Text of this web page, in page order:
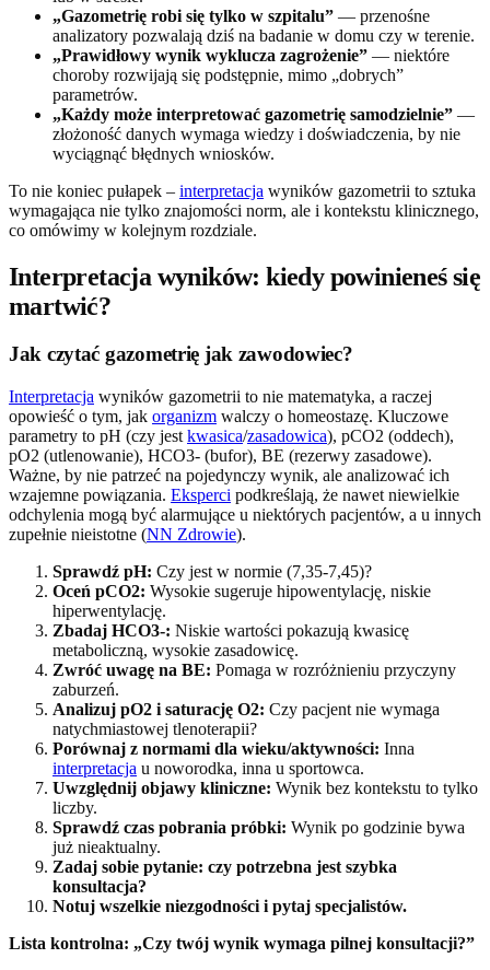
„Gazometrię robi się tylko w szpitalu” — przenośne
analizatory pozwalają dziś na badanie w domu czy w terenie.
„Prawidłowy wynik wyklucza zagrożenie” — niektóre
choroby rozwijają się podstępnie, mimo „dobrych”
parametrów.
„Każdy może interpretować gazometrię samodzielnie” —
złożoność danych wymaga wiedzy i doświadczenia, by nie
wyciągnąć błędnych wniosków.
To nie koniec pułapek – interpretacja wyników gazometrii to sztuka
wymagająca nie tylko znajomości norm, ale i kontekstu klinicznego,
co omówimy w kolejnym rozdziale.
Interpretacja wyników: kiedy powinieneś się
martwić?
Jak czytać gazometrię jak zawodowiec?
Interpretacja wyników gazometrii to nie matematyka, a raczej
opowieść o tym, jak organizm walczy o homeostazę. Kluczowe
parametry to pH (czy jest kwasica/zasadowica), pCO2 (oddech),
pO2 (utlenowanie), HCO3- (bufor), BE (rezerwy zasadowe).
Ważne, by nie patrzeć na pojedynczy wynik, ale analizować ich
wzajemne powiązania. Eksperci podkreślają, że nawet niewielkie
odchylenia mogą być alarmujące u niektórych pacjentów, a u innych
zupełnie nieistotne (NN Zdrowie).
Sprawdź pH: Czy jest w normie (7,35-7,45)?
Oceń pCO2: Wysokie sugeruje hipowentylację, niskie
hiperwentylację.
Zbadaj HCO3-: Niskie wartości pokazują kwasicę
metaboliczną, wysokie zasadowicę.
Zwróć uwagę na BE: Pomaga w rozróżnieniu przyczyny
zaburzeń.
Analizuj pO2 i saturację O2: Czy pacjent nie wymaga
natychmiastowej tlenoterapii?
Porównaj z normami dla wieku/aktywności: Inna
interpretacja u noworodka, inna u sportowca.
Uwzględnij objawy kliniczne: Wynik bez kontekstu to tylko
liczby.
Sprawdź czas pobrania próbki: Wynik po godzinie bywa
już nieaktualny.
Zadaj sobie pytanie: czy potrzebna jest szybka
konsultacja?
Notuj wszelkie niezgodności i pytaj specjalistów.
Lista kontrolna: „Czy twój wynik wymaga pilnej konsultacji?”